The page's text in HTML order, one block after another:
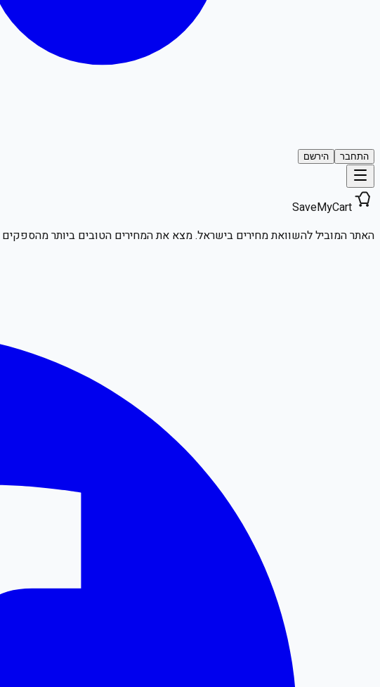
התחבר הירשם
SaveMyCart
האתר המוביל להשוואת מחירים בישראל. מצא את המחירים הטובים ביותר מהספקים